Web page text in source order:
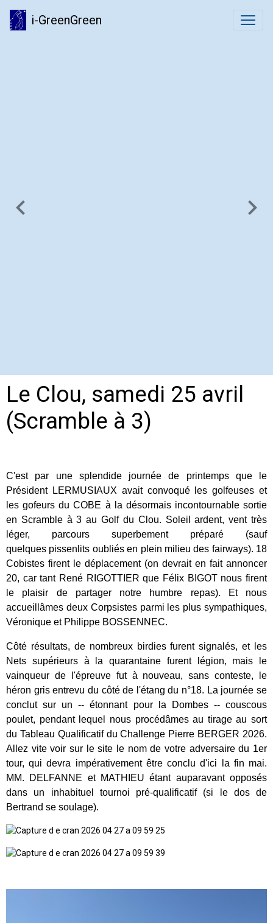
i-GreenGreen
Le Clou, samedi 25 avril
(Scramble à 3)
C'est par une splendide journée de printemps que le
Président LERMUSIAUX avait convoqué les golfeuses et
les gofeurs du COBE à la désormais incontournable sortie
en Scramble à 3 au Golf du Clou. Soleil ardent, vent très
léger, parcours superbement préparé (sauf
quelques pissenlits oubliés en plein milieu des fairways). 18
Cobistes firent le déplacement (on devrait en fait annoncer
20, car tant René RIGOTTIER que Félix BIGOT nous firent
le plaisir de partager notre humbre repas). Et nous
accueillâmes deux Corpsistes parmi les plus sympathiques,
Véronique et Philippe BOSSENNEC.
Côté résultats, de nombreux birdies furent signalés, et les
Nets supérieurs à la quarantaine furent légion, mais le
vainqueur de l'épreuve fut à nouveau, sans conteste, le
héron gris entrevu du côté de l'étang du n°18. La journée se
conclut sur un -- étonnant pour la Dombes -- couscous
poulet, pendant lequel nous procédâmes au tirage au sort
du Tableau Qualificatif du Challenge Pierre BERGER 2026.
Allez vite voir sur le site le nom de votre adversaire du 1er
tour, qui devra impérativement être conclu d'ici la fin mai.
MM. DELFANNE et MATHIEU étant auparavant opposés
dans un inhabituel tournoi pré-qualificatif (si le dos de
Bertrand se soulage).